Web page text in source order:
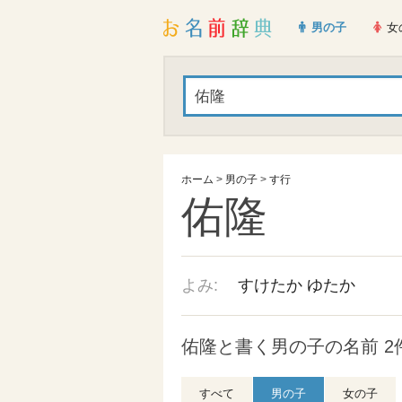
男の子 女
ホーム > 男の子 > す行
佑隆
よみ: すけたか ゆたか
佑隆と書く男の子の名前 2
すべて 男の子 女の子